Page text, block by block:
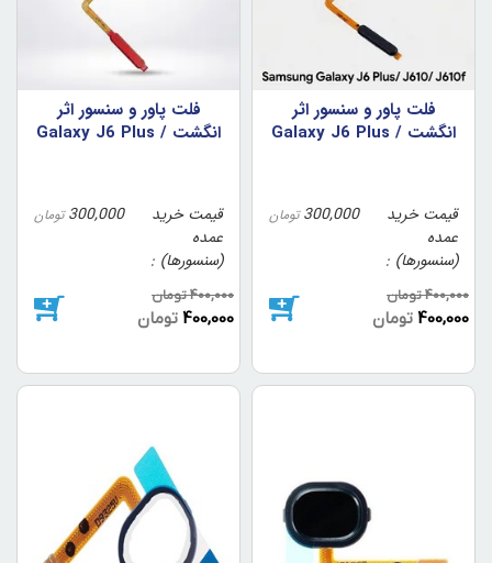
فلت پاور و سنسور اثر
انگشت Galaxy J6 Plus /
قیمت خرید
عمده
(سنسورها)
300,000 تومان
400,000تومان
400,000 تومان
فلت پاور و سنسور اثر
انگشت Galaxy J6 Plus /
قیمت خرید
عمده
(سنسورها)
300,000 تومان
400,000تومان
400,000 تومان